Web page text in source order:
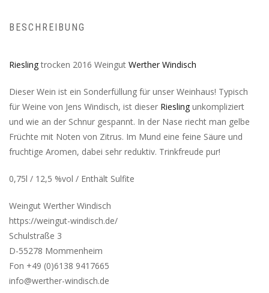
BESCHREIBUNG
Rieslingtrocken 2016 Weingut Werther Windisch
Dieser Wein ist ein Sonderfüllung für unser Weinhaus! Typisch
für Weine von Jens Windisch, ist dieser Riesling unkompliziert
und wie an der Schnur gespannt. In der Nase riecht man gelbe
Früchte mit Noten von Zitrus. Im Mund eine feine Säure und
fruchtige Aromen, dabei sehr reduktiv. Trinkfreude pur!
0,75l / 12,5 %vol / Enthält Sulfite
Weingut Werther Windisch
https://weingut-windisch.de/
Schulstraße 3
D-55278 Mommenheim
Fon +49 (0)6138 9417665
info@werther-windisch.de